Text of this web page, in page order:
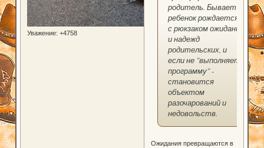
Уважение: +4758
родитель. Бывает
ребенок рождается
с рюкзаком ожиданий
и надежд
родительских, и
если не "выполняет
программу" -
становится
объектом
разочарований и
недовольств.
Ожидания превращаются в